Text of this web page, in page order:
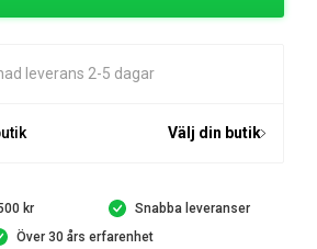
leverans 2-5 dagar
Välj din butik
kr
Snabba leveranser
Över 30 års erfarenhet